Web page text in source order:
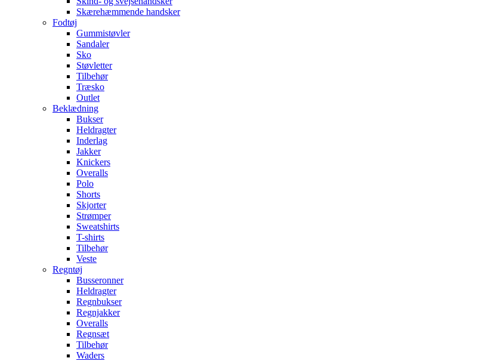
Skærehæmmende handsker
Fodtøj
Gummistøvler
Sandaler
Sko
Støvletter
Tilbehør
Træsko
Outlet
Beklædning
Bukser
Heldragter
Inderlag
Jakker
Knickers
Overalls
Polo
Shorts
Skjorter
Strømper
Sweatshirts
T-shirts
Tilbehør
Veste
Regntøj
Busseronner
Heldragter
Regnbukser
Regnjakker
Overalls
Regnsæt
Tilbehør
Waders